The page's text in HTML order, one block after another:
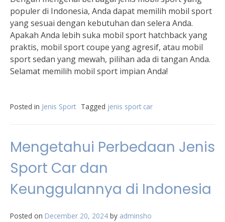
populer di Indonesia, Anda dapat memilih mobil sport
yang sesuai dengan kebutuhan dan selera Anda.
Apakah Anda lebih suka mobil sport hatchback yang
praktis, mobil sport coupe yang agresif, atau mobil
sport sedan yang mewah, pilihan ada di tangan Anda.
Selamat memilih mobil sport impian Anda!
Posted in Jenis Sport Tagged jenis sport car
Mengetahui Perbedaan Jenis
Sport Car dan
Keunggulannya di Indonesia
Posted on December 20, 2024 by adminsho